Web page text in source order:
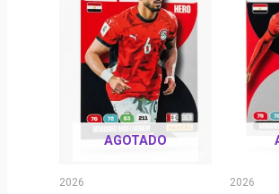
AGOTADO
2026 2026